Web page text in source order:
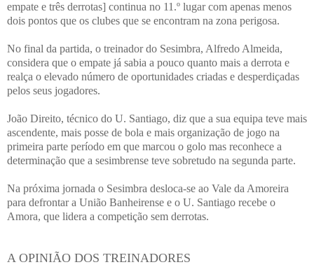
empate e três derrotas] continua no 11.º lugar com apenas menos
dois pontos que os clubes que se encontram na zona perigosa.
No final da partida, o treinador do Sesimbra, Alfredo Almeida,
considera que o empate já sabia a pouco quanto mais a derrota e
realça o elevado número de oportunidades criadas e desperdiçadas
pelos seus jogadores.
João Direito, técnico do U. Santiago, diz que a sua equipa teve mais
ascendente, mais posse de bola e mais organização de jogo na
primeira parte período em que marcou o golo mas reconhece a
determinação que a sesimbrense teve sobretudo na segunda parte.
Na próxima jornada o Sesimbra desloca-se ao Vale da Amoreira
para defrontar a União Banheirense e o U. Santiago recebe o
Amora, que lidera a competição sem derrotas.
A OPINIÃO DOS TREINADORES